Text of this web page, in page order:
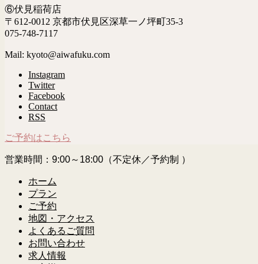
⑥伏見稲荷店
〒612-0012 京都市伏見区深草一ノ坪町35-3
075-748-7117
Mail: kyoto@aiwafuku.com
Instagram
Twitter
Facebook
Contact
RSS
ご予約はこちら
営業時間：9:00～18:00（不定休／予約制 ）
ホーム
プラン
ご予約
地図・アクセス
よくあるご質問
お問い合わせ
求人情報